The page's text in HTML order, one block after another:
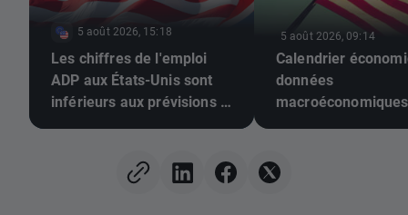
5 août 2026, 15:18
Les chiffres de l'emploi
ADP aux États-Unis sont
inférieurs aux prévisions !
5 août 2026, 09:14
Calendrier
données
macroéconomiques